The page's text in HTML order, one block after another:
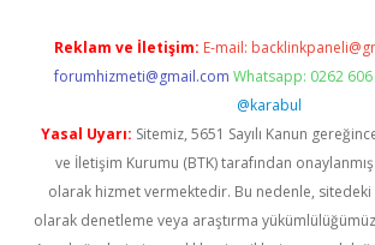
Reklam ve İletişim: E-mail:
forumhizmeti@gmail.com Whatsapp: 0262
@karabul
Yasal Uyarı: Sitemiz, 5651 Sayılı Kanun
ve İletişim Kurumu (BTK) tarafından onaylanmış
olarak hizmet vermektedir. Bu nedenle,
olarak denetleme veya araştırma